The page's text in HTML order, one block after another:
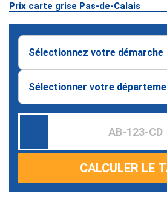
Prix carte grise Pas-de-Calais
CALCULER LE